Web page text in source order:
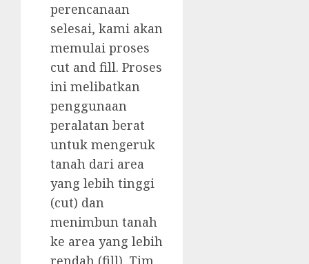
perencanaan
selesai, kami akan
memulai proses
cut and fill. Proses
ini melibatkan
penggunaan
peralatan berat
untuk mengeruk
tanah dari area
yang lebih tinggi
(cut) dan
menimbun tanah
ke area yang lebih
rendah (fill). Tim